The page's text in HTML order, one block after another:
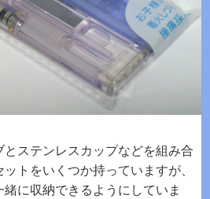
ステンレスカップなどを組み合
トをいくつか持っていますが、
に収納できるようにしていま